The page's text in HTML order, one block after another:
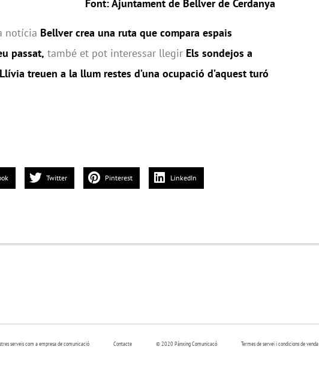
Font: Ajuntament de Bellver de Cerdanya
notícia Bellver crea una ruta que compara espais
passat, també et pot interessar llegir Els sondejos a
treuen a la llum restes d’una ocupació d’aquest turó
Twitter Pinterest LinkedIn
serveis com a empresa de comunicació Contacte © 2020 Pànxing Comunicacó Termes de servei i condicions de venda